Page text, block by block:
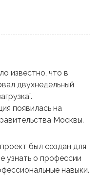
известно, что в
двухнедельный
появилась на
Москвы.
был создан для
узнать о профессии
навыки.